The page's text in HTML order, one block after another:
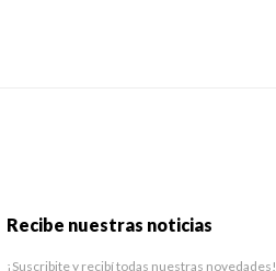
Recibe nuestras noticias
¡Suscribite y recibí todas nuestras novedades!